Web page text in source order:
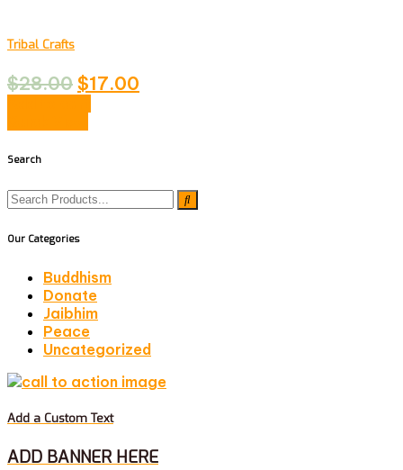
Tribal Crafts
$28.00 $17.00
Search
Our Categories
Buddhism
Donate
Jaibhim
Peace
Uncategorized
Add a Custom Text
ADD BANNER HERE